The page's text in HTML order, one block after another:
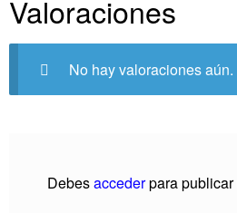
Valoraciones
No hay valoraciones aún.
Debesaccederpara publicar